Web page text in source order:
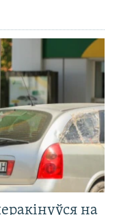
на